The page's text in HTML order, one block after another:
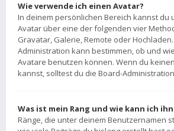
Wie verwende ich einen Avatar?
In deinem persönlichen Bereich kannst du
Avatar über eine der folgenden vier
Gravatar, Galerie, Remote oder
Administration kann bestimmen, ob und
Avatare benutzen können. Wenn du
kannst, solltest du die Board-
Was ist mein Rang und wie kann ich
Ränge, die unter deinem Benutzernamen